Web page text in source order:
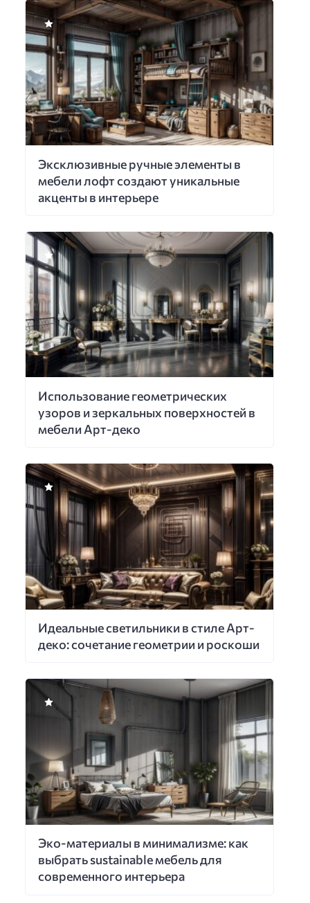
Эксклюзивные ручные элементы в
мебели лофт создают уникальные
акценты в интерьере
Использование геометрических
узоров и зеркальных поверхностей в
мебели Арт-деко
Идеальные светильники в стиле Арт-
деко: сочетание геометрии и роскоши
Эко-материалы в минимализме: как
выбрать sustainable мебель для
современного интерьера